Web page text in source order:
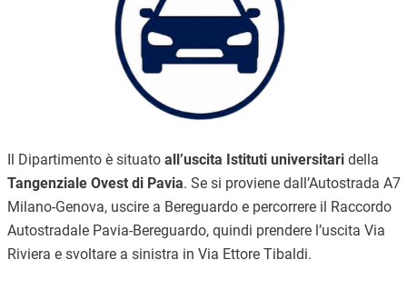
Il Dipartimento è situato all’uscita Istituti universitaridella
Tangenziale Ovest di Pavia. Se si proviene dall’Autostrada A7
Milano-Genova, uscire a Bereguardo e percorrere il Raccordo
Autostradale Pavia-Bereguardo, quindi prendere l’uscita Via
Riviera e svoltare a sinistra in Via Ettore Tibaldi.